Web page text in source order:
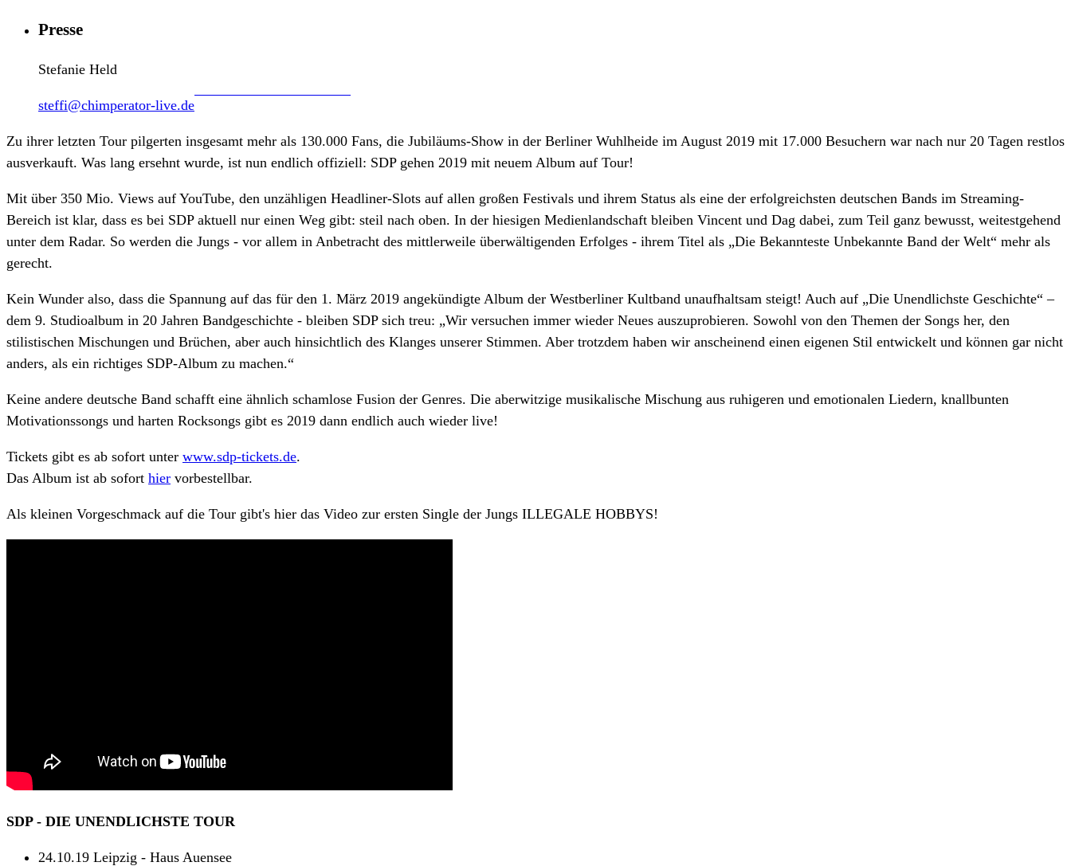
Presse
Stefanie Held
steffi@chimperator-live.de
Zu ihrer letzten Tour pilgerten insgesamt mehr als 130.000 Fans, die Jubiläums-Show in der Berliner Wuhlheide im August 2019 mit 17.000 Besuchern war nach nur 20 Tagen restlos
ausverkauft. Was lang ersehnt wurde, ist nun endlich offiziell: SDP gehen 2019 mit neuem Album auf Tour!
Mit über 350 Mio. Views auf YouTube, den unzähligen Headliner-Slots auf allen großen Festivals und ihrem Status als eine der erfolgreichsten deutschen Bands im Streaming-
Bereich ist klar, dass es bei SDP aktuell nur einen Weg gibt: steil nach oben. In der hiesigen Medienlandschaft bleiben Vincent und Dag dabei, zum Teil ganz bewusst, weitestgehend
unter dem Radar. So werden die Jungs - vor allem in Anbetracht des mittlerweile überwältigenden Erfolges - ihrem Titel als „Die Bekannteste Unbekannte Band der Welt“ mehr als
gerecht.
Kein Wunder also, dass die Spannung auf das für den 1. März 2019 angekündigte Album der Westberliner Kultband unaufhaltsam steigt! Auch auf „Die Unendlichste Geschichte“ –
dem 9. Studioalbum in 20 Jahren Bandgeschichte - bleiben SDP sich treu: „Wir versuchen immer wieder Neues auszuprobieren. Sowohl von den Themen der Songs her, den
stilistischen Mischungen und Brüchen, aber auch hinsichtlich des Klanges unserer Stimmen. Aber trotzdem haben wir anscheinend einen eigenen Stil entwickelt und können gar nicht
anders, als ein richtiges SDP-Album zu machen.“
Keine andere deutsche Band schafft eine ähnlich schamlose Fusion der Genres. Die aberwitzige musikalische Mischung aus ruhigeren und emotionalen Liedern, knallbunten
Motivationssongs und harten Rocksongs gibt es 2019 dann endlich auch wieder live!
Tickets gibt es ab sofort unter www.sdp-tickets.de.
Das Album ist ab sofort hier vorbestellbar.
Als kleinen Vorgeschmack auf die Tour gibt's hier das Video zur ersten Single der Jungs ILLEGALE HOBBYS!
SDP - DIE UNENDLICHSTE TOUR
24.10.19 Leipzig - Haus Auensee